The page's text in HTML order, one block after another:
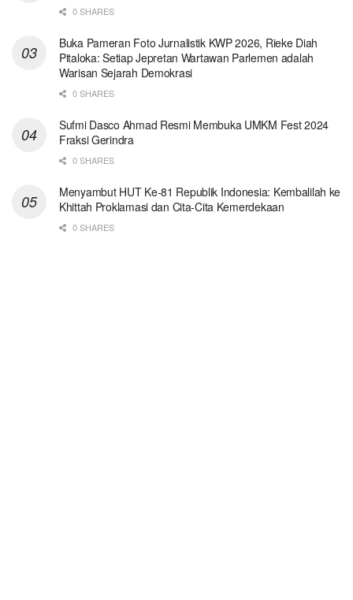
0 SHARES
Buka Pameran Foto Jurnalistik KWP 2026, Rieke Diah
Pitaloka: Setiap Jepretan Wartawan Parlemen adalah
Warisan Sejarah Demokrasi
0 SHARES
Sufmi Dasco Ahmad Resmi Membuka UMKM Fest 2024
Fraksi Gerindra
0 SHARES
Menyambut HUT Ke-81 Republik Indonesia: Kembalilah ke
Khittah Proklamasi dan Cita-Cita Kemerdekaan
0 SHARES